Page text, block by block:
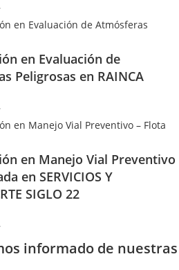
en Evaluación de
Peligrosas en RAINCA
en Manejo Vial Preventivo
en SERVICIOS Y
SIGLO 22
informado de nuestras